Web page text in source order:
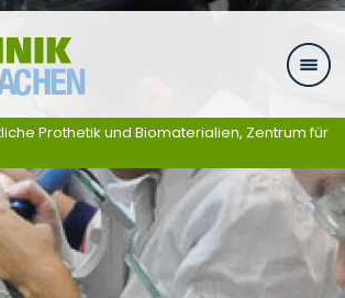
Prothetik und Biomaterialien, Zentrum für